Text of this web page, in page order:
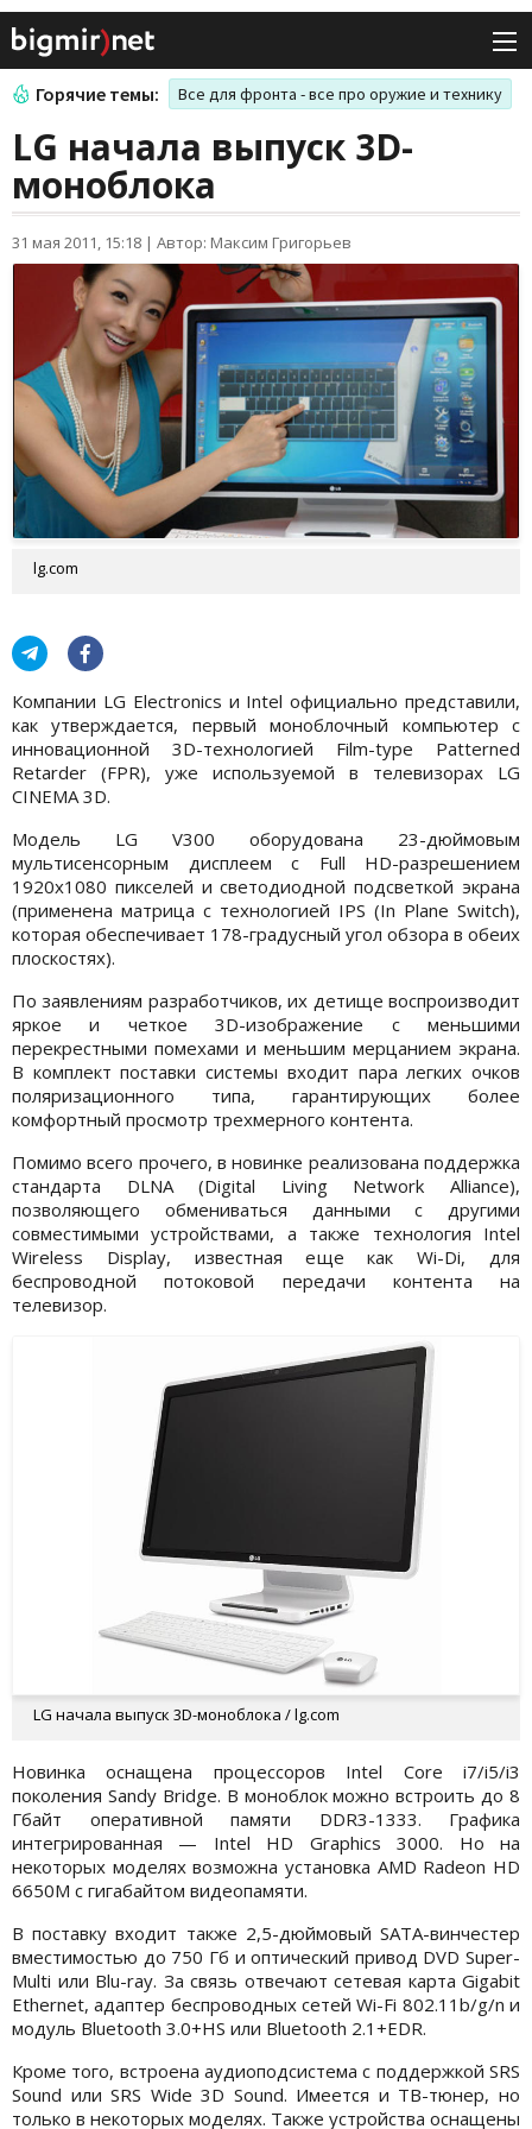
Горячие темы: Все для фронта - все про оружие и технику
LG начала выпуск 3D-
моноблока
31 мая 2011, 15:18 | Автор: Максим Григорьев
lg.com
Компании LG Electronics и Intel официально представили,
как утверждается, первый моноблочный компьютер с
инновационной 3D-технологией Film-type Patterned
Retarder (FPR), уже используемой в телевизорах LG
CINEMA 3D.
Модель LG V300 оборудована 23-дюймовым
мультисенсорным дисплеем с Full HD-разрешением
1920х1080 пикселей и светодиодной подсветкой экрана
(применена матрица с технологией IPS (In Plane Switch),
которая обеспечивает 178-градусный угол обзора в обеих
плоскостях).
По заявлениям разработчиков, их детище воспроизводит
яркое и четкое 3D-изображение с меньшими
перекрестными помехами и меньшим мерцанием экрана.
В комплект поставки системы входит пара легких очков
поляризационного типа, гарантирующих более
комфортный просмотр трехмерного контента.
Помимо всего прочего, в новинке реализована поддержка
стандарта DLNA (Digital Living Network Alliance),
позволяющего обмениваться данными с другими
совместимыми устройствами, а также технология Intel
Wireless Display, известная еще как Wi-Di, для
беспроводной потоковой передачи контента на
телевизор.
LG начала выпуск 3D-моноблока / lg.com
Новинка оснащена процессоров Intel Core i7/i5/i3
поколения Sandy Bridge. В моноблок можно встроить до 8
Гбайт оперативной памяти DDR3-1333. Графика
интегрированная — Intel HD Graphics 3000. Но на
некоторых моделях возможна установка AMD Radeon HD
6650M с гигабайтом видеопамяти.
В поставку входит также 2,5-дюймовый SATA-винчестер
вместимостью до 750 Гб и оптический привод DVD Super-
Multi или Blu-ray. За связь отвечают сетевая карта Gigabit
Ethernet, адаптер беспроводных сетей Wi-Fi 802.11b/g/n и
модуль Bluetooth 3.0+HS или Bluetooth 2.1+EDR.
Кроме того, встроена аудиоподсистема с поддержкой SRS
Sound или SRS Wide 3D Sound. Имеется и ТВ-тюнер, но
только в некоторых моделях. Также устройства оснащены